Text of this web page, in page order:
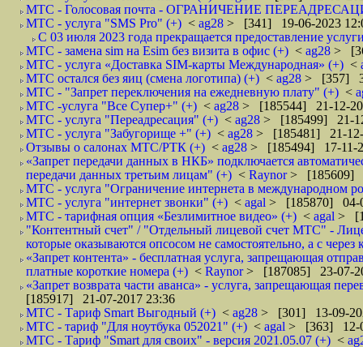
МТС - Голосовая почта - ОГРАНИЧЕНИЕ
МТС - услуга "SMS Pro" (+) < ag28 > [341] 19-06-2023
С 03 июля 2023 года прекращается предоставление
МТС - замена sim на Esim без визита в офис (+) < ag28 >
МТС - услуга «Доставка SIM-карты Международная» (+) <
МТС остался без яиц (смена логотипа) (+) < ag28 > [357]
МТС - "Запрет переключения на ежедневную плату" (+) <
МТС -услуга "Все Супер+" (+) < ag28 > [185544] 21-12-
МТС - услуга "Переадресация" (+) < ag28 > [185499] 21-
МТС - услуга "Забугорище +" (+) < ag28 > [185481] 21-12-
Отзывы о салонах МТС/РТК (+) < ag28 > [185494] 17-11-
«Запрет передачи данных в НКБ» подключается
передачи данных третьим лицам" (+) < Raynor> [185609]
МТС - услуга "Ограничение интернета в международном
МТС - услуга "интернет звонки" (+) < agal > [185870] 04-
МТС - тарифная опция «Безлимитное видео» (+) < agal >
"Контентный счет" / "Отдельный лицевой счет МТС" -
которые оказываются опсосом не самостоятельно, а с через
«Запрет контента» - бесплатная услуга, запрещающая
платные короткие номера (+) < Raynor> [187085] 23-07-
«Запрет возврата части аванса» - услуга, запрещающая
[185917] 21-07-2017 23:36
МТС - Тариф Smart Выгодный (+) < ag28 > [301] 13-09-
МТС - тариф "Для ноутбука 052021" (+) < agal > [363] 12-
МТС - Тариф "Smart для своих" - версия 2021.05.07 (+) <